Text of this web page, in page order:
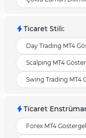
Ticaret Stili:
Day Trading MT4
Scalping MT4
Swing Trading MT4
Ticaret
Forex MT4